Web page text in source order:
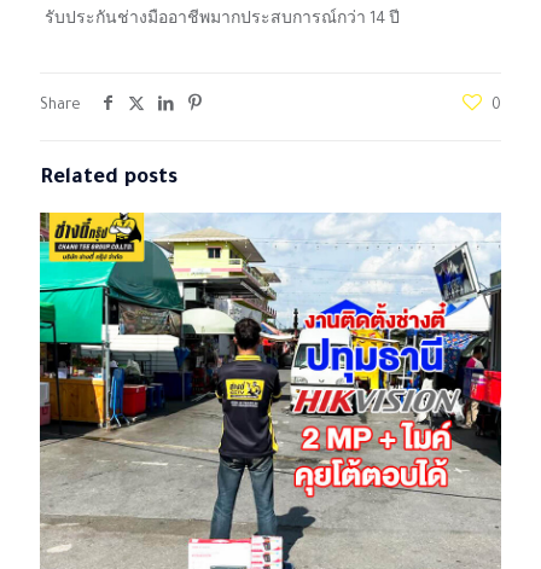
รับประกันช่างมืออาชีพมากประสบการณ์กว่า 14 ปี
Share 0
Related posts